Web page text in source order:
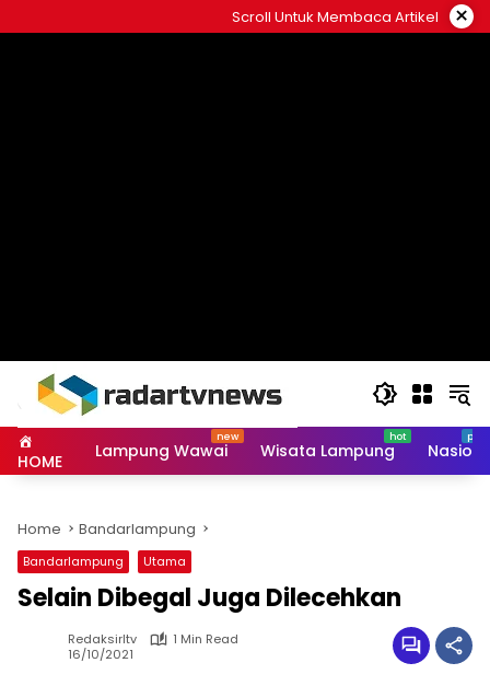
to
Scroll Untuk Membaca Artikel ×
HOME Lampung Wawai Wisata Lampung
Home Bandarlampung
Bandarlampung Utama
Selain Dibegal Juga Dilecehkan
Redaksirltv
1 Min Read
16/10/2021